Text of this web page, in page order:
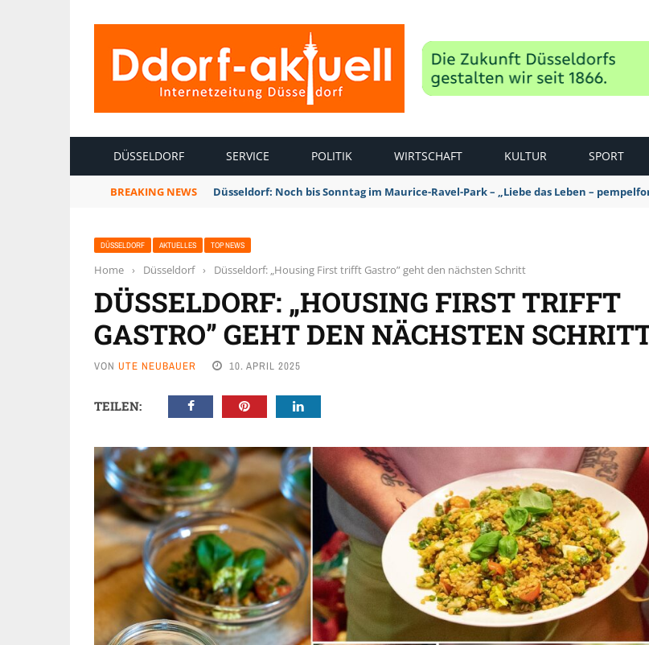
DÜSSELDORF SERVICE POLITIK WIRTSCHAFT KULTUR SPORT
BREAKING NEWS Düsseldorf: Noch bis Sonntag im Maurice-Ravel-Park – „Liebe das Leben –
DÜSSELDORF AKTUELLES TOP NEWS
Home › Düsseldorf › Düsseldorf: „Housing First trifft Gastro” geht den nächsten Schritt
DÜSSELDORF: „HOUSING FIRST TRIFFT
GASTRO” GEHT DEN NÄCHSTEN
VON UTE NEUBAUER 10. APRIL 2025
TEILEN: